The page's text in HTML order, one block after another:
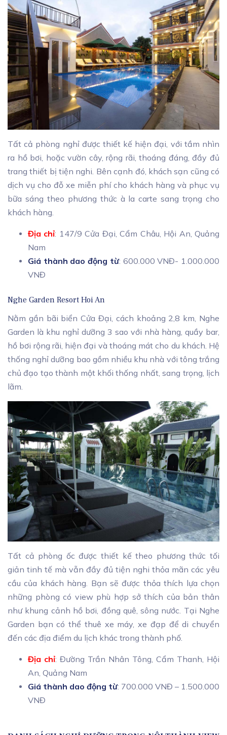
Tất cả phòng nghỉ được thiết kế hiện đại, với tầm nhìn
ra hồ bơi, hoặc vườn cây, rộng rãi, thoáng đáng, đầy đủ
trang thiết bị tiện nghi. Bên cạnh đó, khách sạn cũng có
dịch vụ cho đỗ xe miễn phí cho khách hàng và phục vụ
bữa sáng theo phương thức à la carte sang trọng cho
khách hàng.
Địa chỉ: 147/9 Cửa Đại, Cẩm Châu, Hội An, Quảng
Nam
Giá thành dao động từ: 600.000 VNĐ- 1.000.000
VNĐ
Nghe Garden Resort Hoi An
Nằm gần bãi biển Cửa Đại, cách khoảng 2,8 km, Nghe
Garden là khu nghỉ dưỡng 3 sao với nhà hàng, quầy bar,
hồ bơi rộng rãi, hiện đại và thoáng mát cho du khách. Hệ
thống nghỉ dưỡng bao gồm nhiều khu nhà với tông trắng
chủ đạo tạo thành một khối thống nhất, sang trọng, lịch
lãm.
Tất cả phòng ốc được thiết kế theo phương thức tối
giản tinh tế mà vẫn đầy đủ tiện nghi thỏa mãn các yêu
cầu của khách hàng. Bạn sẽ được thỏa thích lựa chọn
những phòng có view phù hợp sở thích của bản thân
như khung cảnh hồ bơi, đồng quê, sông nước. Tại Nghe
Garden bạn có thể thuê xe máy, xe đạp để di chuyển
đến các địa điểm du lịch khác trong thành phố.
Địa chỉ: Đường Trần Nhân Tông, Cẩm Thanh, Hội
An, Quảng Nam
Giá thành dao động từ: 700.000 VNĐ – 1.500.000
VNĐ